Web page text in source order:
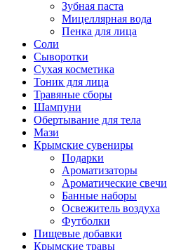
Зубная паста
Мицеллярная вода
Пенка для лица
Соли
Сыворотки
Сухая косметика
Тоник для лица
Травяные сборы
Шампуни
Обертывание для тела
Мази
Крымские сувениры
Подарки
Ароматизаторы
Ароматические свечи
Банные наборы
Освежитель воздуха
Футболки
Пищевые добавки
Крымские травы